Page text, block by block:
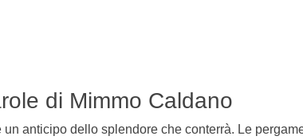
di Mimmo Caldano
anticipo dello splendore che conterrà. Le